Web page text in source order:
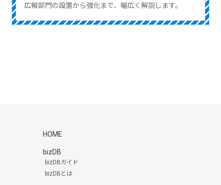
広報部門の設置から強化まで、幅広く解説します。
HOME
bizDB
bizDBガイド
bizDBとは